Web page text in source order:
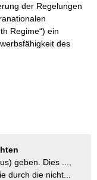
der Regelungen
Regime“) ein
des
geben. Dies ...,
durch die nicht...